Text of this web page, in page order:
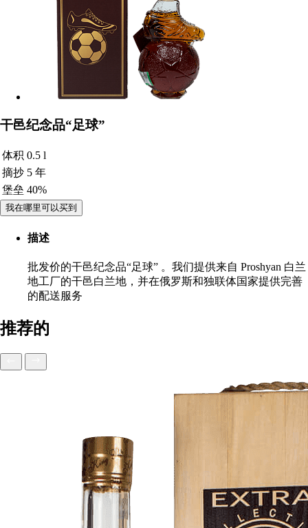
干邑纪念品“足球”
体积 0.5 l
摘抄 5 年
堡垒 40%
我在哪里可以买到
描述
批发价的干邑纪念品“足球” 。我们提供来自 Proshyan 白兰
地工厂的干邑白兰地，并在俄罗斯和独联体国家提供完善
的配送服务
推荐的